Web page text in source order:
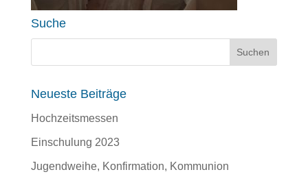
Suche
Neueste Beiträge
Hochzeitsmessen
Einschulung 2023
Jugendweihe, Konfirmation, Kommunion